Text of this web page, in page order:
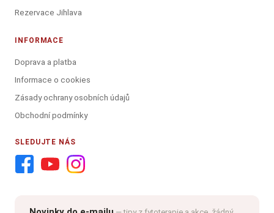
Rezervace Jihlava
INFORMACE
Doprava a platba
Informace o cookies
Zásady ochrany osobních údajů
Obchodní podmínky
SLEDUJTE NÁS